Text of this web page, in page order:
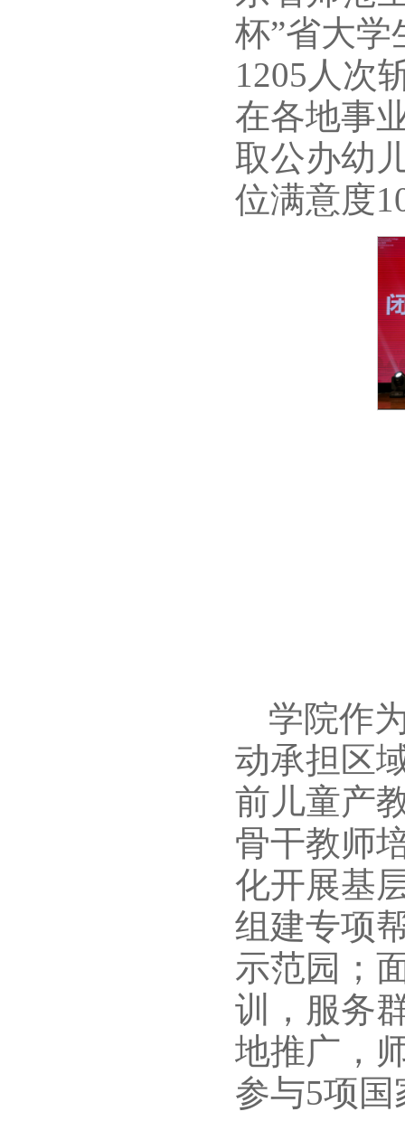
杯”省大
1205人次
在各地事
取公办幼
位满意度
学院作
动承担区
前儿童产
骨干教师
化开展基
组建专项
示范园；
训，服务
地推广，
参与5项